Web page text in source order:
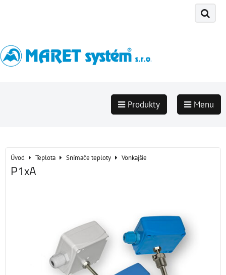
Produkty Menu
Úvod Teplota Snímače teploty Vonkajšie
P1xA